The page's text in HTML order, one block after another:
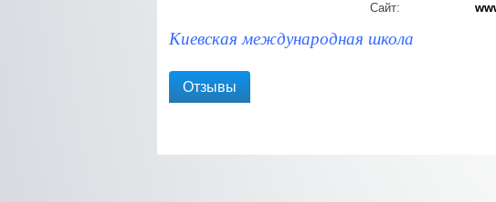
Сайт:
Киевская международная школа
Отзывы